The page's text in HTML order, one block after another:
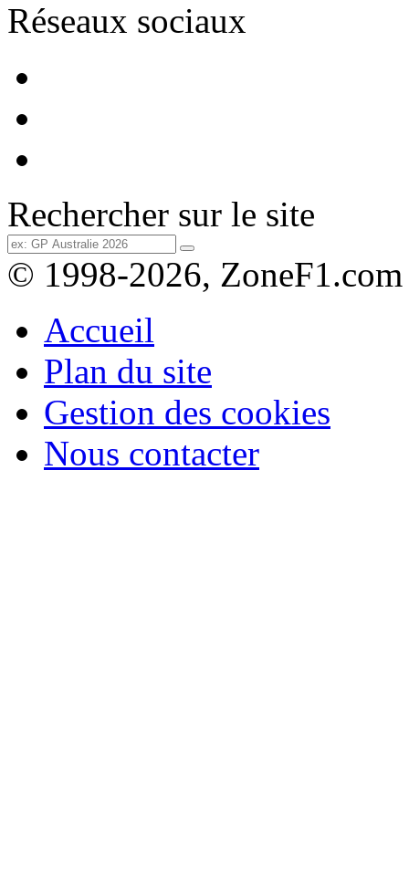
Réseaux sociaux
Rechercher sur le site
© 1998-2026, ZoneF1.com
Accueil
Plan du site
Gestion des cookies
Nous contacter